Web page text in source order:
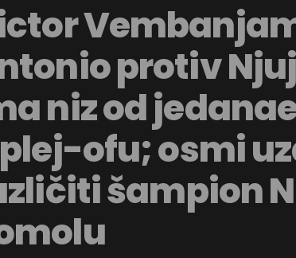
protiv
niz od
ofu; osmi
šampion